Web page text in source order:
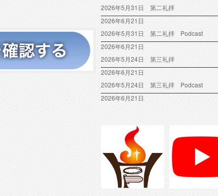
キ
ー
を
2026年5月31日 第二礼拝
2026年6月21日
2026年5月31日 第二礼拝 Podcast
2026年6月21日
2026年5月24日 第三礼拝
2026年6月21日
2026年5月24日 第三礼拝 Podcast
2026年6月21日